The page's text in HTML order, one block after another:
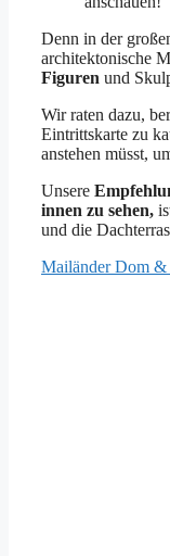
Denn in der
architektonische
Figuren und
Wir raten dazu,
Eintrittskarte zu
anstehen müsst,
Unsere
innen zu sehen,
und die
Mailänder Dom &